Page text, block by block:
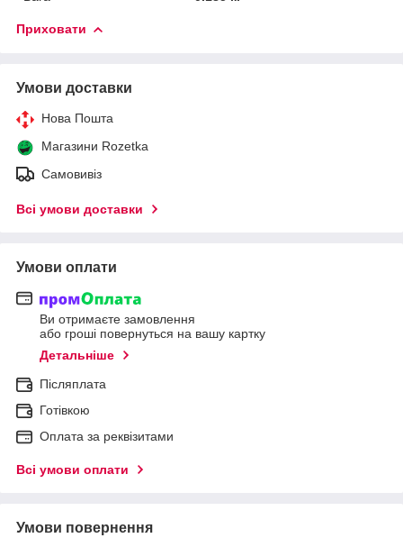
Приховати
Умови доставки
Нова Пошта
Магазини Rozetka
Самовивіз
Всі умови доставки
Умови оплати
Ви отримаєте замовлення
або гроші повернуться на вашу картку
Детальніше
Післяплата
Готівкою
Оплата за реквізитами
Всі умови оплати
Умови повернення